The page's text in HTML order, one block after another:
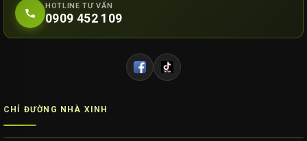
HOTLINE TƯ VẤN
0909 452 109
CHỈ ĐƯỜNG NHÀ XINH